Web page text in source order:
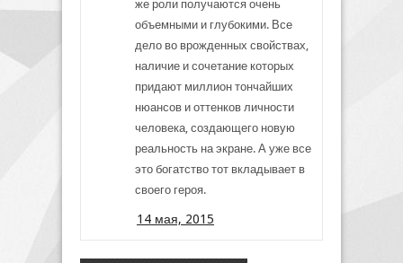
же роли получаются очень
объемными и глубокими. Все
дело во врожденных свойствах,
наличие и сочетание которых
придают миллион тончайших
нюансов и оттенков личности
человека, создающего новую
реальность на экране. А уже все
это богатство тот вкладывает в
своего героя.
14 мая, 2015